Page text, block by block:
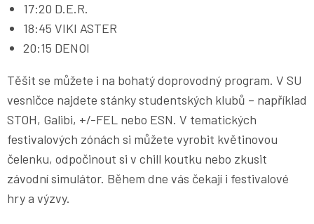
17:20 D.E.R.
18:45 VIKI ASTER
20:15 DENOI
Těšit se můžete i na bohatý doprovodný program. V SU
vesničce najdete stánky studentských klubů – například
STOH, Galibi, +/-FEL nebo ESN. V tematických
festivalových zónách si můžete vyrobit květinovou
čelenku, odpočinout si v chill koutku nebo zkusit
závodní simulátor. Během dne vás čekají i festivalové
hry a výzvy.